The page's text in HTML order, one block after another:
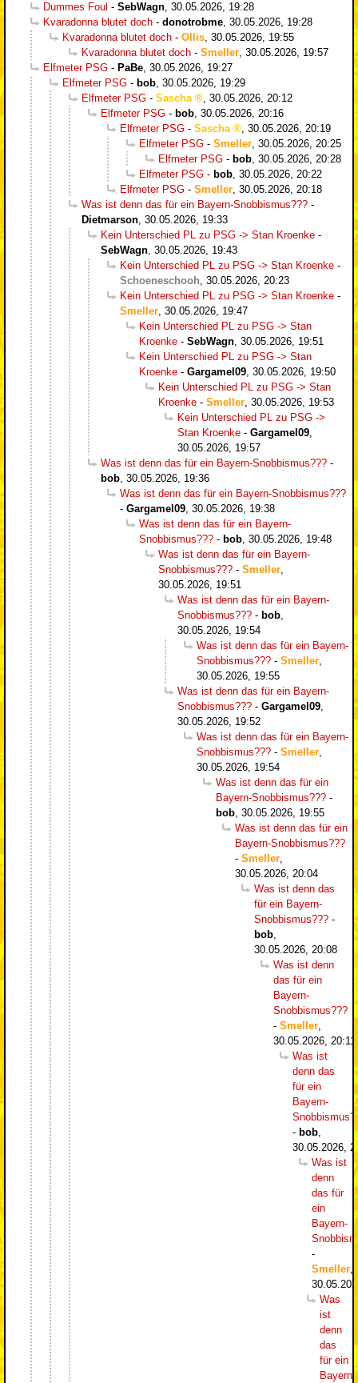
Dummes Foul - SebWagn 30.05.2026, 19:28
Kvaradonna blutet doch - donotrobme 30.05.2026, 19:28
Kvaradonna blutet doch - Ollis 30.05.2026, 19:55
Kvaradonna blutet doch - Smeller 30.05.2026, 19:57
Elfmeter PSG - PaBe 30.05.2026, 19:27
Elfmeter PSG - bob 30.05.2026, 19:29
Elfmeter PSG - Sascha
30.05.2026, 20:12
Elfmeter PSG - bob 30.05.2026, 20:16
Elfmeter PSG - Sascha
30.05.2026, 20:19
Elfmeter PSG - Smeller 30.05.2026, 20:25
Elfmeter PSG - bob 30.05.2026, 20:28
Elfmeter PSG - bob 30.05.2026, 20:22
Elfmeter PSG - Smeller 30.05.2026, 20:18
Was ist denn das für ein Bayern-Snobbismus??? -
Dietmarson 30.05.2026, 19:33
Kein Unterschied PL zu PSG -> Stan Kroenke -
SebWagn 30.05.2026, 19:43
Kein Unterschied PL zu PSG -> Stan Kroenke -
Schoeneschooh 30.05.2026, 20:23
Kein Unterschied PL zu PSG -> Stan Kroenke -
Smeller 30.05.2026, 19:47
Kein Unterschied PL zu PSG -> Stan
Kroenke - SebWagn 30.05.2026, 19:51
Kein Unterschied PL zu PSG -> Stan
Kroenke - Gargamel09 30.05.2026, 19:50
Kein Unterschied PL zu PSG -> Stan
Kroenke - Smeller 30.05.2026, 19:53
Kein Unterschied PL zu PSG ->
Stan Kroenke - Gargamel09
30.05.2026, 19:57
Was ist denn das für ein Bayern-Snobbismus??? -
bob 30.05.2026, 19:36
Was ist denn das für ein Bayern-Snobbismus???
- Gargamel09 30.05.2026, 19:38
Was ist denn das für ein Bayern-
Snobbismus??? - bob 30.05.2026, 19:48
Was ist denn das für ein Bayern-
Snobbismus??? - Smeller
30.05.2026, 19:51
Was ist denn das für ein Bayern-
Snobbismus??? - bob
30.05.2026, 19:54
Was ist denn das für ein Bayern-
Snobbismus??? - Smeller
30.05.2026, 19:55
Was ist denn das für ein Bayern-
Snobbismus??? - Gargamel09
30.05.2026, 19:52
Was ist denn das für ein Bayern-
Snobbismus??? - Smeller
30.05.2026, 19:54
Was ist denn das für ein
Bayern-Snobbismus??? -
bob 30.05.2026, 19:55
Was ist denn das für ein
Bayern-Snobbismus???
- Smeller
30.05.2026, 20:04
Was ist denn das
für ein Bayern-
Snobbismus??? -
bob
30.05.2026, 20:08
Was ist denn
das für ein
Bayern-
Snobbismus???
- Smeller
30.05.2026, 20:11
Was ist
denn das
für ein
Bayern-
- bob
30.05.2026,
Was ist
denn
das für
ein
Bayern-
-
Smeller
Was
ist
denn
das
für ein
Bayern-